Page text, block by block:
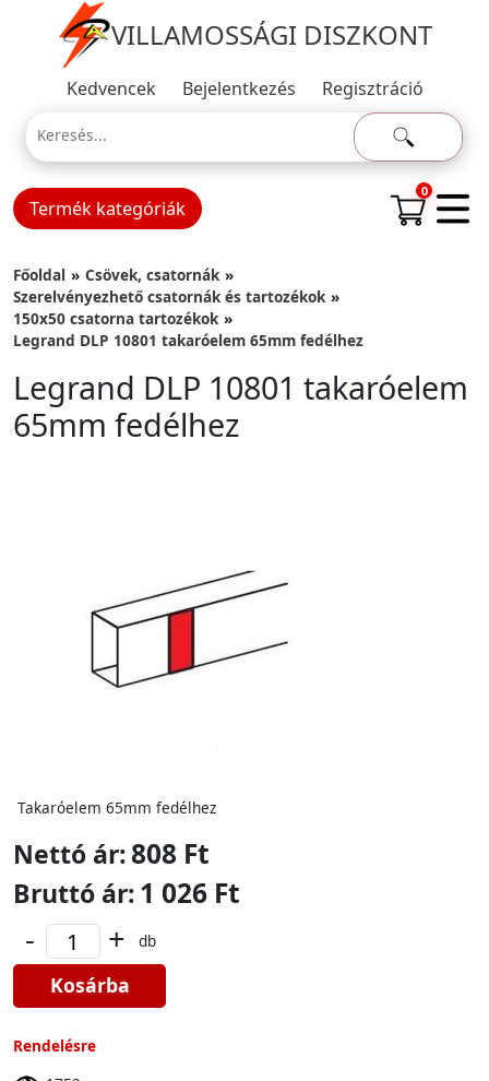
VILLAMOSSÁGI DISZKONT
Kedvencek Bejelentkezés Regisztráció
Termék kategóriák
0
Főoldal
Csövek, csatornák
Szerelvényezhető csatornák és tartozékok
150x50 csatorna tartozékok
Legrand DLP 10801 takaróelem 65mm fedélhez
Legrand DLP 10801 takaróelem
65mm fedélhez
Takaróelem 65mm fedélhez
Nettó ár:808 Ft
Bruttó ár:1 026 Ft
- + db
Kosárba
Rendelésre